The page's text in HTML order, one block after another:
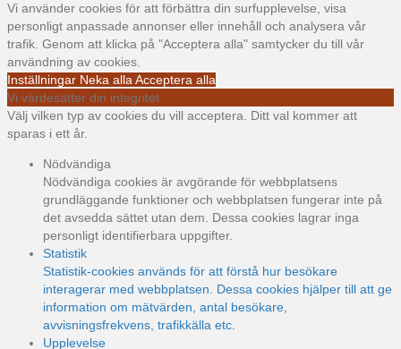
Vi använder cookies för att förbättra din surfupplevelse, visa
personligt anpassade annonser eller innehåll och analysera vår
trafik. Genom att klicka på "Acceptera alla" samtycker du till vår
användning av cookies.
Inställningar Neka alla Acceptera alla
Vi värdesätter din integritet
Välj vilken typ av cookies du vill acceptera. Ditt val kommer att
sparas i ett år.
Nödvändiga
Nödvändiga cookies är avgörande för webbplatsens
grundläggande funktioner och webbplatsen fungerar inte på
det avsedda sättet utan dem. Dessa cookies lagrar inga
personligt identifierbara uppgifter.
Statistik
Statistik-cookies används för att förstå hur besökare
interagerar med webbplatsen. Dessa cookies hjälper till att ge
information om mätvärden, antal besökare,
avvisningsfrekvens, trafikkälla etc.
Upplevelse